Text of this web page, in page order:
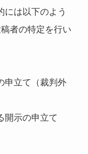
には以下のよう
者の特定を行い
申立て（裁判外
開示の申立て